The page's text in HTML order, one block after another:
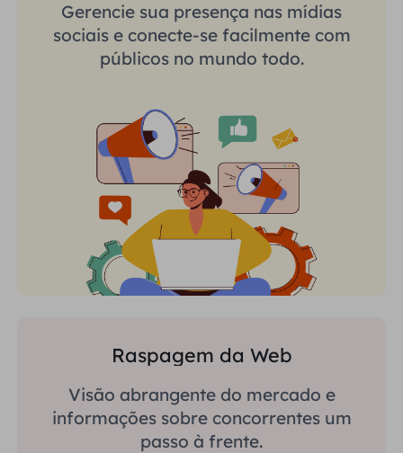
Gerencie sua presença nas mídias
sociais e conecte-se facilmente com
públicos no mundo todo.
Raspagem da Web
Visão abrangente do mercado e
informações sobre concorrentes um
passo à frente.